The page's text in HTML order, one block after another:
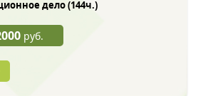
дело (144ч.)
руб.